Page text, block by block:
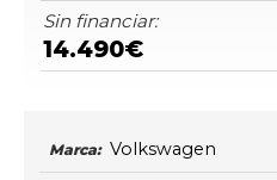
Sin financiar:
14.490€
Marca: Volkswagen